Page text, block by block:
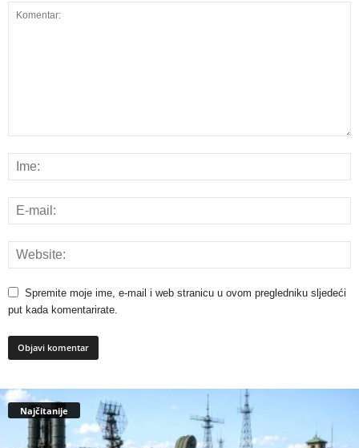
Spremite moje ime, e-mail i web stranicu u ovom pregledniku sljedeći
put kada komentarirate.
Najčitanije